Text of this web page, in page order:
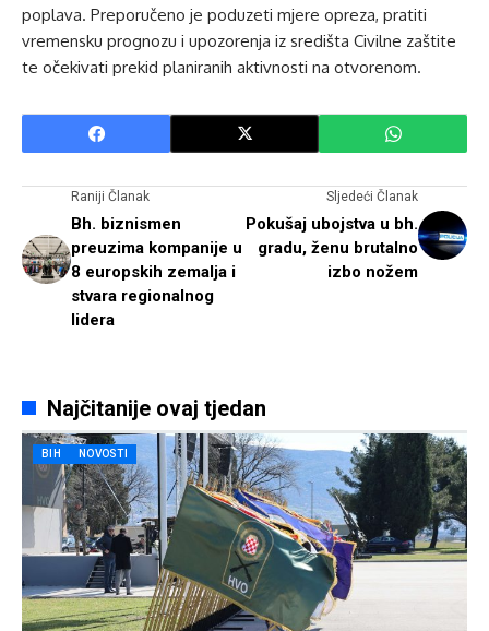
poplava. Preporučeno je poduzeti mjere opreza, pratiti
vremensku prognozu i upozorenja iz središta Civilne zaštite
te očekivati prekid planiranih aktivnosti na otvorenom.
Raniji Članak
Bh. biznismen
preuzima kompanije u
8 europskih zemalja i
stvara regionalnog
lidera
Sljedeći Članak
Pokušaj ubojstva u bh.
gradu, ženu brutalno
izbo nožem
Najčitanije ovaj tjedan
BIH NOVOSTI